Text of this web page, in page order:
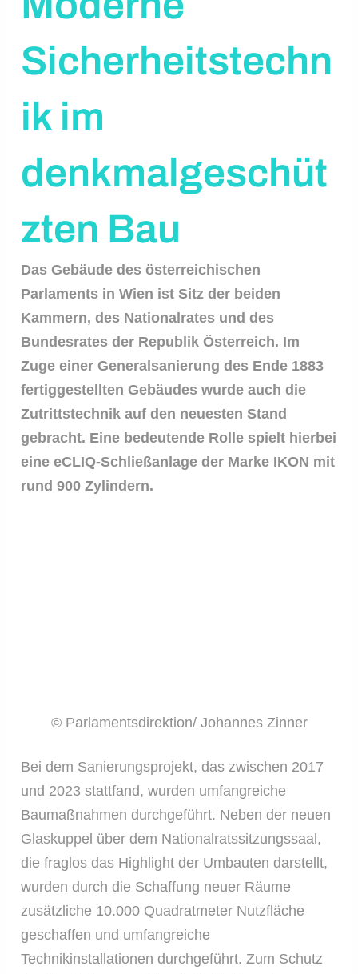
Sicherheitstechn
ik im
denkmalgeschüt
zten Bau
Das Gebäude des österreichischen
Parlaments in Wien ist Sitz der beiden
Kammern, des Nationalrates und des
Bundesrates der Republik Österreich. Im
Zuge einer Generalsanierung des Ende 1883
fertiggestellten Gebäudes wurde auch die
Zutrittstechnik auf den neuesten Stand
gebracht. Eine bedeutende Rolle spielt hierbei
eine eCLIQ-Schließanlage der Marke IKON mit
rund 900 Zylindern.
© Parlamentsdirektion/ Johannes Zinner
Bei dem Sanierungsprojekt, das zwischen 2017
und 2023 stattfand, wurden umfangreiche
Baumaßnahmen durchgeführt. Neben der neuen
Glaskuppel über dem Nationalratssitzungssaal,
die fraglos das Highlight der Umbauten darstellt,
wurden durch die Schaffung neuer Räume
zusätzliche 10.000 Quadratmeter Nutzfläche
geschaffen und umfangreiche
Technikinstallationen durchgeführt. Zum Schutz